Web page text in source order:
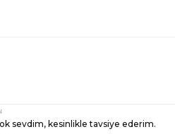
sevdim, kesinlikle tavsiye ederim.